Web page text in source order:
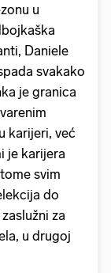
u
Daniele
svakako
je granica
karijeri, već
je karijera
svim
do
za
u drugoj